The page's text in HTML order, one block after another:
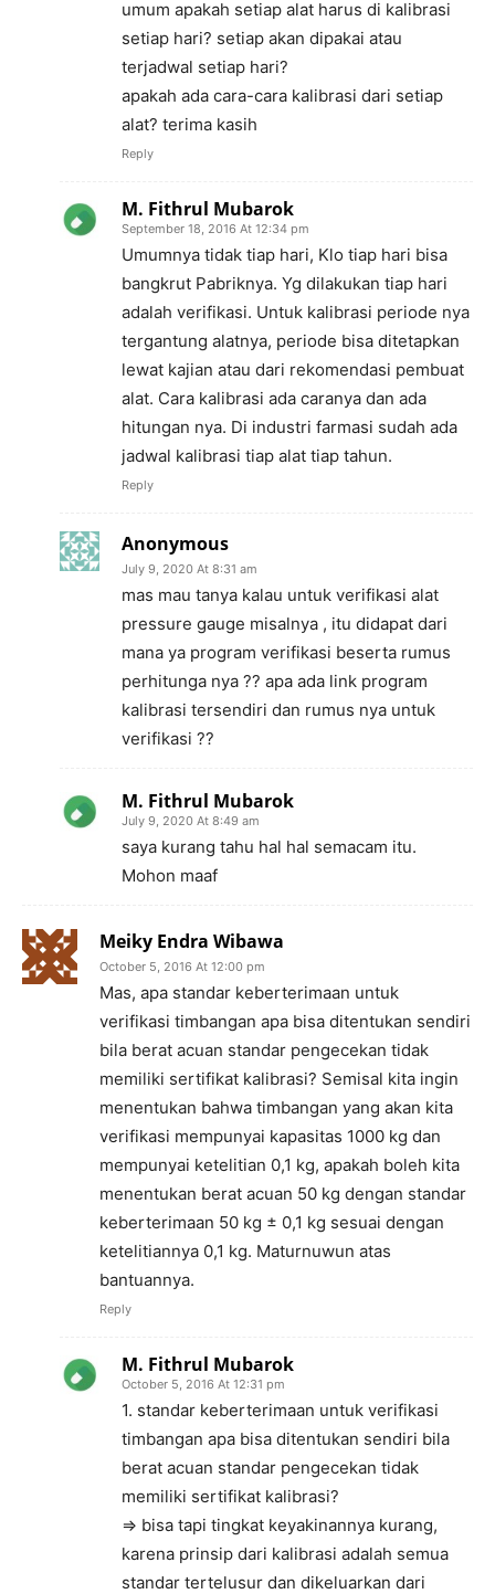
umum apakah setiap alat harus di kalibrasi
setiap hari? setiap akan dipakai atau
terjadwal setiap hari?
apakah ada cara-cara kalibrasi dari setiap
alat? terima kasih
Reply
M. Fithrul Mubarok
September 18, 2016 At 12:34 pm
Umumnya tidak tiap hari, Klo tiap hari bisa
bangkrut Pabriknya. Yg dilakukan tiap hari
adalah verifikasi. Untuk kalibrasi periode nya
tergantung alatnya, periode bisa ditetapkan
lewat kajian atau dari rekomendasi pembuat
alat. Cara kalibrasi ada caranya dan ada
hitungan nya. Di industri farmasi sudah ada
jadwal kalibrasi tiap alat tiap tahun.
Reply
Anonymous
July 9, 2020 At 8:31 am
mas mau tanya kalau untuk verifikasi alat
pressure gauge misalnya , itu didapat dari
mana ya program verifikasi beserta rumus
perhitunga nya ?? apa ada link program
kalibrasi tersendiri dan rumus nya untuk
verifikasi ??
M. Fithrul Mubarok
July 9, 2020 At 8:49 am
saya kurang tahu hal hal semacam itu.
Mohon maaf
Meiky Endra Wibawa
October 5, 2016 At 12:00 pm
Mas, apa standar keberterimaan untuk
verifikasi timbangan apa bisa ditentukan sendiri
bila berat acuan standar pengecekan tidak
memiliki sertifikat kalibrasi? Semisal kita ingin
menentukan bahwa timbangan yang akan kita
verifikasi mempunyai kapasitas 1000 kg dan
mempunyai ketelitian 0,1 kg, apakah boleh kita
menentukan berat acuan 50 kg dengan standar
keberterimaan 50 kg ± 0,1 kg sesuai dengan
ketelitiannya 0,1 kg. Maturnuwun atas
bantuannya.
Reply
M. Fithrul Mubarok
October 5, 2016 At 12:31 pm
1. standar keberterimaan untuk verifikasi
timbangan apa bisa ditentukan sendiri bila
berat acuan standar pengecekan tidak
memiliki sertifikat kalibrasi?
=> bisa tapi tingkat keyakinannya kurang,
karena prinsip dari kalibrasi adalah semua
standar tertelusur dan dikeluarkan dari